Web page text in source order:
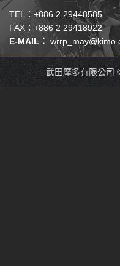
TEL：+886 2 29448585
FAX：+886 2 29418922
E-MAIL：
武田摩多有限公司